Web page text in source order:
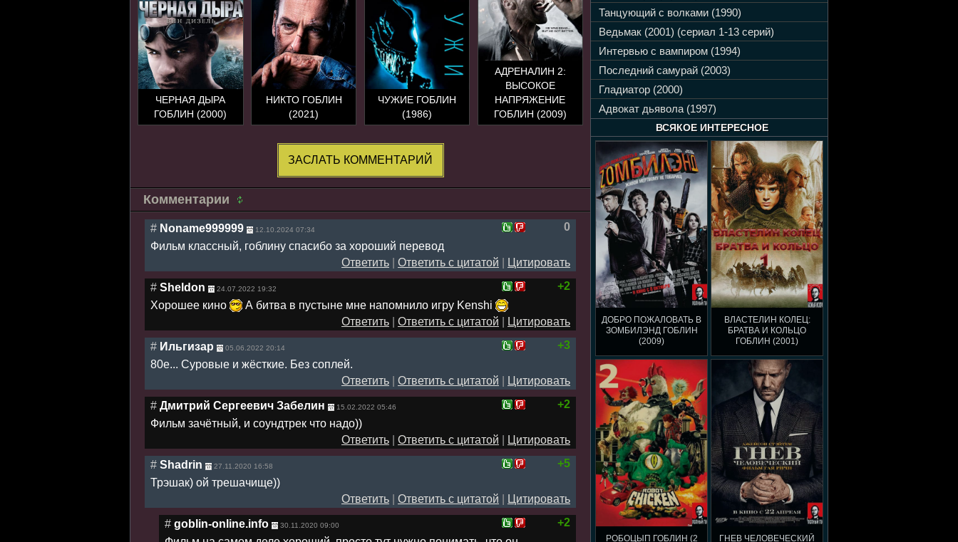
Танцующий с волками (1990)
Ведьмак (2001) (сериал 1-13 серий)
Интервью с вампиром (1994)
Последний самурай (2003)
Гладиатор (2000)
Адвокат дьявола (1997)
ВСЯКОЕ ИНТЕРЕСНОЕ
ДОБРО ПОЖАЛОВАТЬ В
ЗОМБИЛЭНД ГОБЛИН
(2009)
ВЛАСТЕЛИН КОЛЕЦ:
БРАТВА И КОЛЬЦО
ГОБЛИН (2001)
РОБОЦЫП ГОБЛИН (2
ГНЕВ ЧЕЛОВЕЧЕСКИЙ
ЧЕРНАЯ ДЫРА
ГОБЛИН (2000)
НИКТО ГОБЛИН
(2021)
ЧУЖИЕ ГОБЛИН
(1986)
АДРЕНАЛИН 2:
ВЫСОКОЕ
НАПРЯЖЕНИЕ
ГОБЛИН (2009)
ЗАСЛАТЬ КОММЕНТАРИЙ
Комментарии
0
# Noname999999 12.10.2024 07:34
Фильм классный, гоблину спасибо за хороший перевод
Ответить
Ответить с цитатой
Цитировать
+2
# Sheldon 24.07.2022 19:32
Хорошее кино
А битва в пустыне мне напомнило игру Kenshi
Ответить
Ответить с цитатой
Цитировать
+3
# Ильгизар 05.06.2022 20:14
80е... Суровые и жёсткие. Без соплей.
Ответить
Ответить с цитатой
Цитировать
+2
# Дмитрий Сергеевич Забелин 15.02.2022 05:46
Фильм зачётный, и соундтрек что надо))
Ответить
Ответить с цитатой
Цитировать
+5
# Shadrin 27.11.2020 16:58
Трэшак) ой трешачище))
Ответить
Ответить с цитатой
Цитировать
+2
# goblin-online.info 30.11.2020 09:00